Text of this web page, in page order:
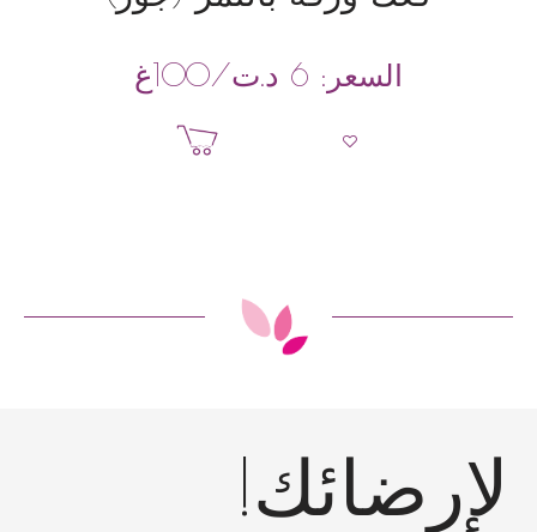
السعر:6 د.ت/100غ
إضافة إلى السلة